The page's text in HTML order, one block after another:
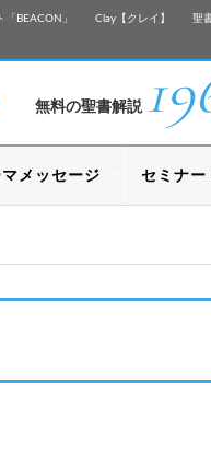
BEACON」 Clay【クレイ】 聖
無料の聖書解説
メッセージ セミナー